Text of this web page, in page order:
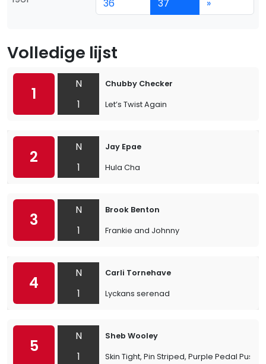
36
37
»
Volledige lijst
1
N
1
Chubby Checker
Let’s Twist Again
2
N
1
Jay Epae
Hula Cha
3
N
1
Brook Benton
Frankie and Johnny
4
N
1
Carli Tornehave
Lyckans serenad
5
N
1
Sheb Wooley
Skin Tight, Pin Striped, Purple Pedal